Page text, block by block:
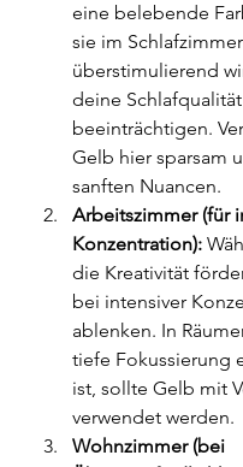
eine belebende
sie im Schlafzimmer
überstimulierend
deine Schlafqualität
beeinträchtigen.
Gelb hier sparsam
sanften Nuancen.
Arbeitszimmer (für
Konzentration):
die Kreativität
bei intensiver
ablenken. In
tiefe Fokussierung
ist, sollte Gelb mit
verwendet werden.
Wohnzimmer (bei